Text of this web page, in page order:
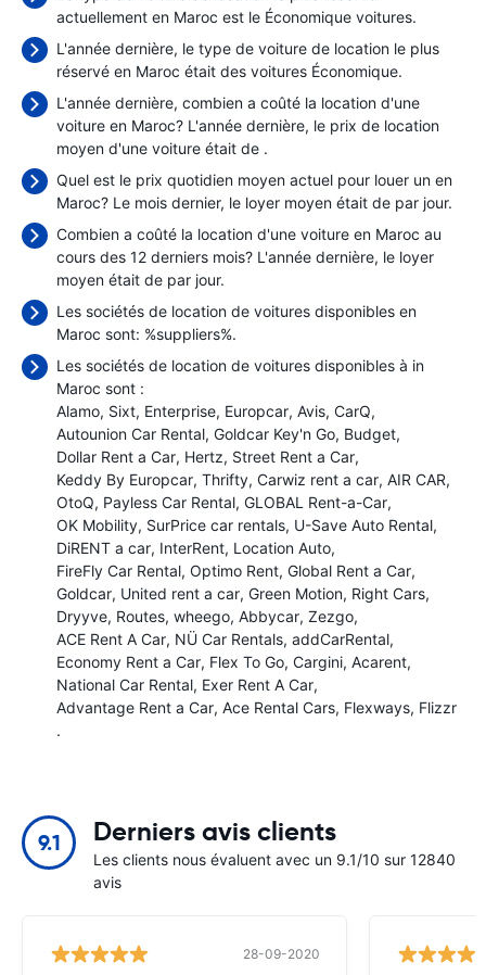
actuellement en Maroc est le Économique voitures.
L'année dernière, le type de voiture de location le plus
réservé en Maroc était des voitures Économique.
L'année dernière, combien a coûté la location d'une
voiture en Maroc? L'année dernière, le prix de location
moyen d'une voiture était de .
Quel est le prix quotidien moyen actuel pour louer un en
Maroc? Le mois dernier, le loyer moyen était de par jour.
Combien a coûté la location d'une voiture en Maroc au
cours des 12 derniers mois? L'année dernière, le loyer
moyen était de par jour.
Les sociétés de location de voitures disponibles en
Maroc sont: %suppliers%.
Les sociétés de location de voitures disponibles à in
Maroc sont :
Alamo Sixt Enterprise Europcar Avis CarQ
Autounion Car Rental Goldcar Key'n Go Budget
Dollar Rent a Car Hertz Street Rent a Car
Keddy By Europcar Thrifty Carwiz rent a car AIR CAR
OtoQ Payless Car Rental GLOBAL Rent-a-Car
OK Mobility SurPrice car rentals U-Save Auto Rental
DiRENT a car InterRent Location Auto
FireFly Car Rental Optimo Rent Global Rent a Car
Goldcar United rent a car Green Motion Right Cars
Dryyve Routes wheego Abbycar Zezgo
ACE Rent A Car NÜ Car Rentals addCarRental
Economy Rent a Car Flex To Go Cargini Acarent
National Car Rental Exer Rent A Car
Advantage Rent a Car Ace Rental Cars Flexways Flizzr
.
9.1 Derniers avis clients
Les clients nous évaluent avec un 9.1/10 sur 12840
avis
28-09-2020